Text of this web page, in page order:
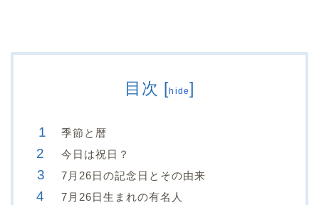
目次 [hide]
季節と暦
今日は祝日？
7月26日の記念日とその由来
7月26日生まれの有名人